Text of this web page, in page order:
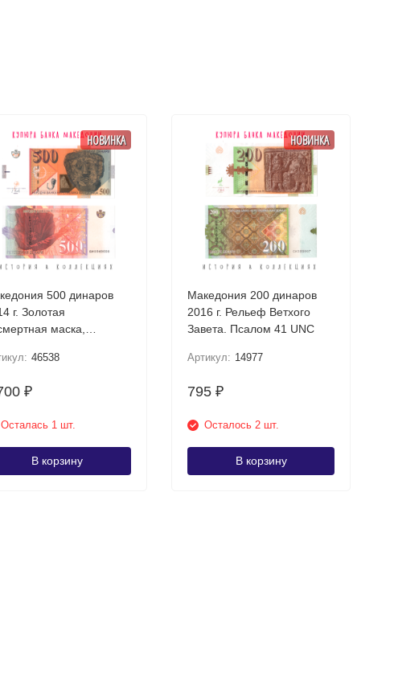
НОВИНКА
500 динаров
г. Золотая
маска,
46538
₽
Осталась 1 шт.
В корзину
НОВИНКА
Македония 200 динаров
2016 г. Рельеф Ветхого
Завета. Псалом 41 UNC
Артикул: 14977
795₽
Осталось 2 шт.
В корзину